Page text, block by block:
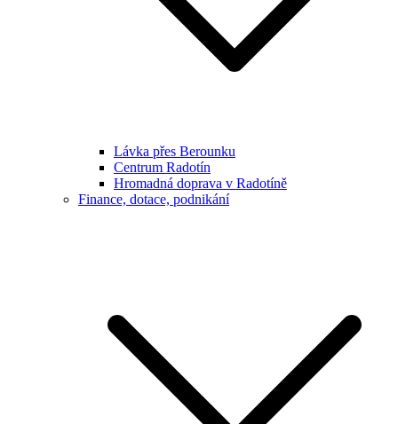
Lávka přes Berounku
Centrum Radotín
Hromadná doprava v Radotíně
Finance, dotace, podnikání